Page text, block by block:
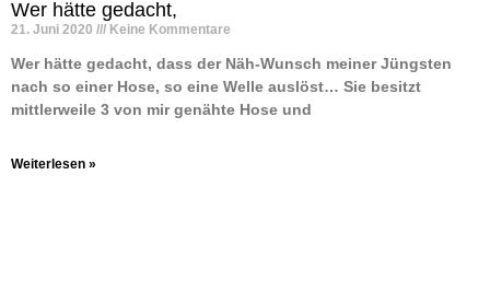
Wer hätte gedacht,
21. Juni 2020 Keine Kommentare
Wer hätte gedacht, dass der Näh-Wunsch meiner Jüngsten
nach so einer Hose, so eine Welle auslöst… Sie besitzt
mittlerweile 3 von mir genähte Hose und
Weiterlesen »